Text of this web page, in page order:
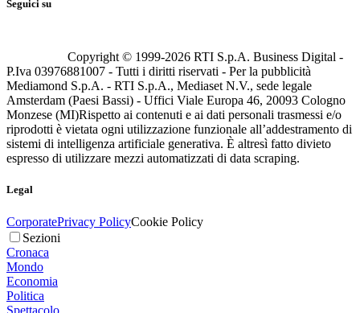
Seguici su
Copyright © 1999-2026 RTI S.p.A. Business Digital -
P.Iva 03976881007 - Tutti i diritti riservati - Per la pubblicità
Mediamond S.p.A. - RTI S.p.A., Mediaset N.V., sede legale
Amsterdam (Paesi Bassi) - Uffici Viale Europa 46, 20093 Cologno
Monzese (MI)Rispetto ai contenuti e ai dati personali trasmessi e/o
riprodotti è vietata ogni utilizzazione funzionale all’addestramento di
sistemi di intelligenza artificiale generativa. È altresì fatto divieto
espresso di utilizzare mezzi automatizzati di data scraping.
Legal
CorporatePrivacy PolicyCookie Policy
Sezioni
Cronaca
Mondo
Economia
Politica
Spettacolo